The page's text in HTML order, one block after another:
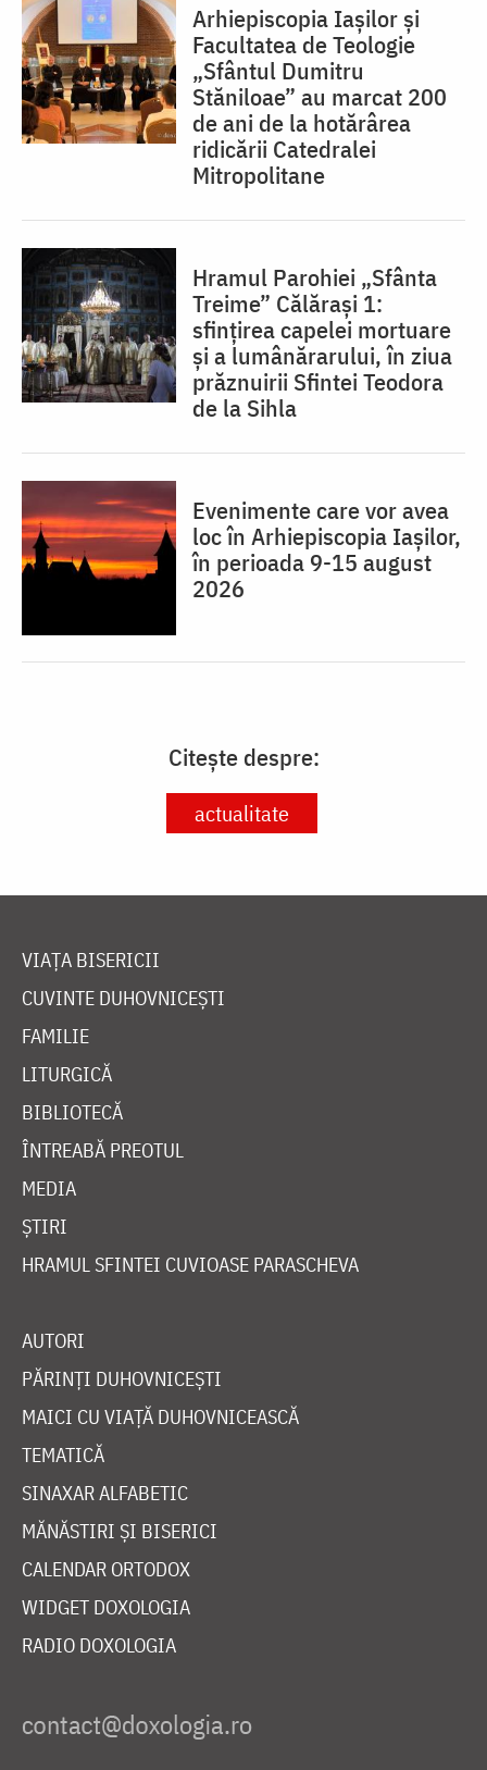
Arhiepiscopia Iașilor și
Facultatea de Teologie
„Sfântul Dumitru
Stăniloae” au marcat 200
de ani de la hotărârea
ridicării Catedralei
Mitropolitane
Hramul Parohiei „Sfânta
Treime” Călărași 1:
sfințirea capelei mortuare
și a lumânărarului, în ziua
prăznuirii Sfintei Teodora
de la Sihla
Evenimente care vor avea
loc în Arhiepiscopia Iaşilor,
în perioada 9-15 august
2026
Citește despre:
actualitate
VIAȚA BISERICII
CUVINTE DUHOVNICEȘTI
FAMILIE
LITURGICĂ
BIBLIOTECĂ
ÎNTREABĂ PREOTUL
MEDIA
ȘTIRI
HRAMUL SFINTEI CUVIOASE PARASCHEVA
AUTORI
PĂRINȚI DUHOVNICEȘTI
MAICI CU VIAȚĂ DUHOVNICEASCĂ
TEMATICĂ
SINAXAR ALFABETIC
MĂNĂSTIRI ȘI BISERICI
CALENDAR ORTODOX
WIDGET DOXOLOGIA
RADIO DOXOLOGIA